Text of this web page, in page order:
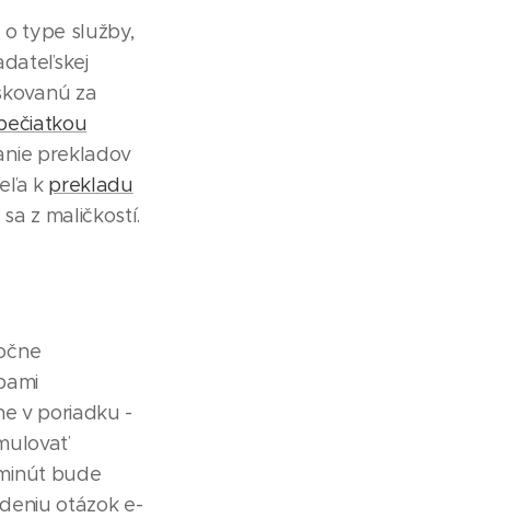
type služby,
za
prekladov
k prekladu
z maličkostí.
v poriadku -
bude
otázok e-